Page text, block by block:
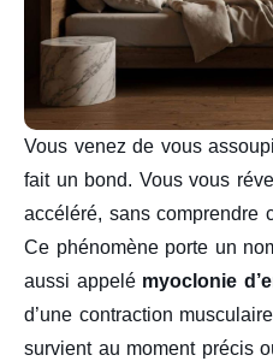
Vous venez de vous
fait un bond. Vous vous
accéléré, sans comprendre
Ce phénomène porte un
aussi appelé myoclonie
d’une contraction
survient au moment précis